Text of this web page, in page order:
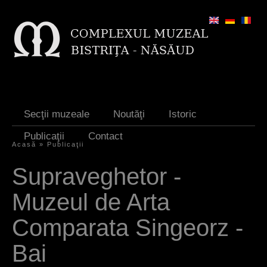
Secţii muzeale Noutăţi
Istoric
Publicaţii
Contact
o
u
a
r
e
Acasă » Publicaţii
Supraveghetor -
Muzeul de Arta
Comparata Singeorz -
Bai